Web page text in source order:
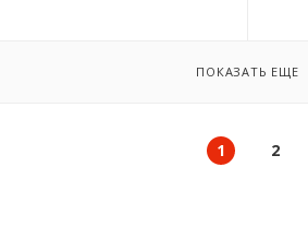
ПОКАЗАТЬ ЕЩЕ
1 2